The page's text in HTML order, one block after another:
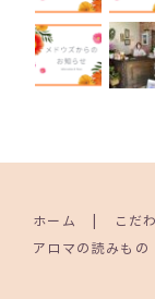
ホーム こだ
アロマの読みもの